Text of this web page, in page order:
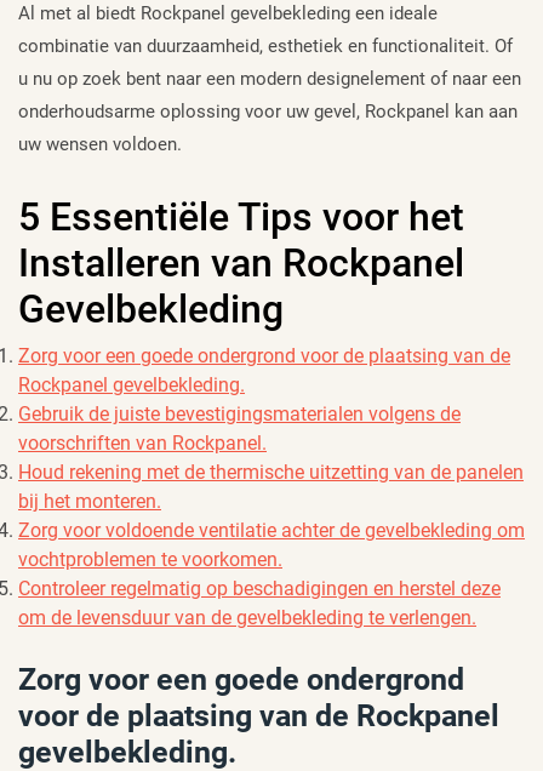
Al met al biedt Rockpanel gevelbekleding een ideale
combinatie van duurzaamheid, esthetiek en functionaliteit. Of
u nu op zoek bent naar een modern designelement of naar een
onderhoudsarme oplossing voor uw gevel, Rockpanel kan aan
uw wensen voldoen.
5 Essentiële Tips voor het
Installeren van Rockpanel
Gevelbekleding
Zorg voor een goede ondergrond voor de plaatsing van de
Rockpanel gevelbekleding.
Gebruik de juiste bevestigingsmaterialen volgens de
voorschriften van Rockpanel.
Houd rekening met de thermische uitzetting van de panelen
bij het monteren.
Zorg voor voldoende ventilatie achter de gevelbekleding om
vochtproblemen te voorkomen.
Controleer regelmatig op beschadigingen en herstel deze
om de levensduur van de gevelbekleding te verlengen.
Zorg voor een goede ondergrond
voor de plaatsing van de Rockpanel
gevelbekleding.